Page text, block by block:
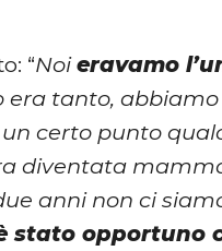
“Noieravamo
era tanto,
certo punto
diventata
anni non ci
stato opportuno